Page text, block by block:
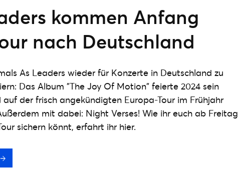
kommen Anfang
nach Deutschland
As Leaders wieder für Konzerte in Deutschland zu
Das Album "The Joy Of Motion" feierte 2024 sein
der frisch angekündigten Europa-Tour im Frühjahr
mit dabei: Night Verses! Wie ihr euch ab Freitag
sichern könnt, erfahrt ihr hier.